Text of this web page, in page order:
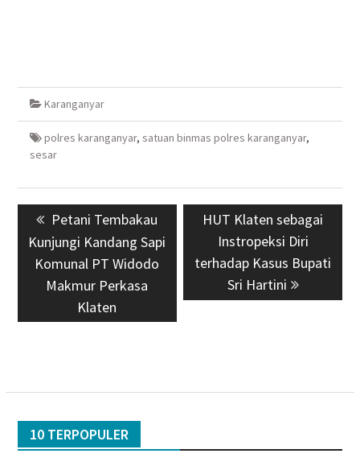
Karanganyar
polres karanganyar, satuan binmas polres karanganyar,
sesar
Navigasi
pos Previous
post:
Petani Tembakau
Kunjungi Kandang Sapi
Komunal PT Widodo
Makmur Perkasa
Klaten
Next
post:
HUT Klaten sebagai
Instropeksi Diri
terhadap Kasus Bupati
Sri Hartini
10 TERPOPULER